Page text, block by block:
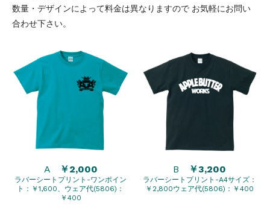
数量・デザインによって料金は異なりますので お気軽にお問い
合わせ下さい。
A ￥2,000
ラバーシートプリント-ワンポイン
ト：￥1,600、ウェア代(5806)：
￥400
B ￥3,200
ラバーシートプリント-A4サイズ：
￥2,800ウェア代(5806)：￥400